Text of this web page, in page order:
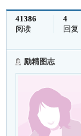
41386
阅读
4
回复
励精图志